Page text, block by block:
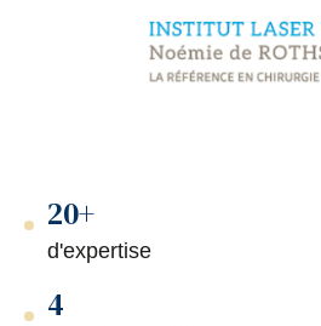
20+
d'expertise
4